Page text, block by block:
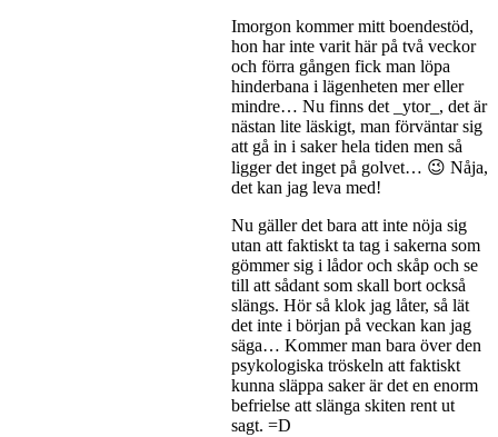
Imorgon kommer mitt boendestöd,
hon har inte varit här på två veckor
och förra gången fick man löpa
hinderbana i lägenheten mer eller
mindre… Nu finns det _ytor_, det är
nästan lite läskigt, man förväntar sig
att gå in i saker hela tiden men så
ligger det inget på golvet… 😉 Nåja,
det kan jag leva med!
Nu gäller det bara att inte nöja sig
utan att faktiskt ta tag i sakerna som
gömmer sig i lådor och skåp och se
till att sådant som skall bort också
slängs. Hör så klok jag låter, så lät
det inte i början på veckan kan jag
säga… Kommer man bara över den
psykologiska tröskeln att faktiskt
kunna släppa saker är det en enorm
befrielse att slänga skiten rent ut
sagt. =D